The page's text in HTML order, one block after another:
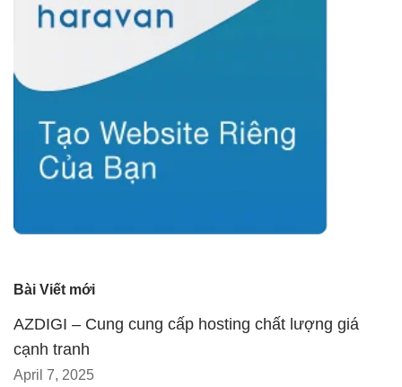
Bài Viết mới
AZDIGI – Cung cung cấp hosting chất lượng giá
cạnh tranh
April 7, 2025